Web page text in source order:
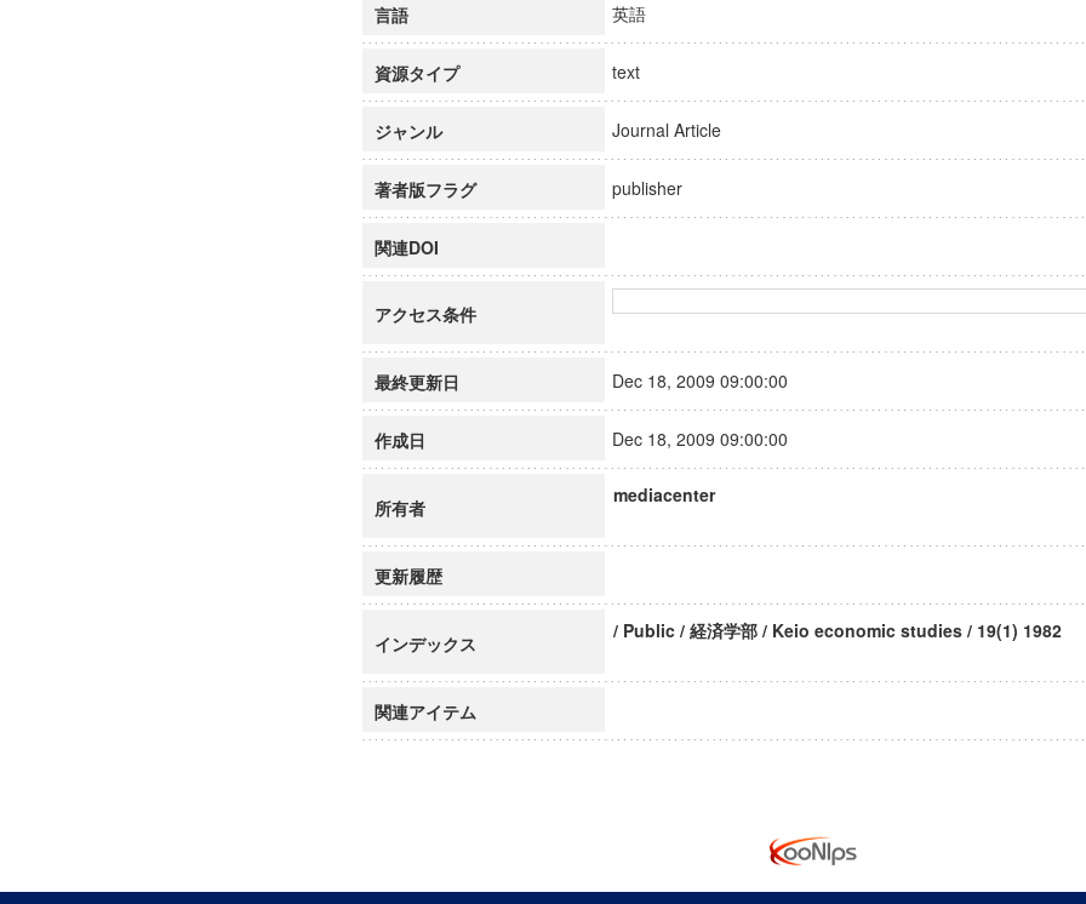
言語 英語
資源タイプ text
ジャンル Journal Article
著者版フラグ publisher
関連DOI
アクセス条件
最終更新日 Dec 18, 2009 09:00:00
作成日 Dec 18, 2009 09:00:00
所有者
mediacenter
更新履歴
インデックス
/ Public / 経済学部 / Keio economic studies / 19(1) 1982
関連アイテム